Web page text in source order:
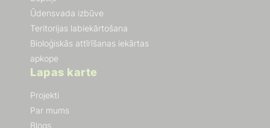
Ūdensvada izbūve
Teritorijas labiekārtošana
Bioloģiskās attīrīšanas iekārtas
apkope
Lapas karte
Projekti
Par mums
Blogs